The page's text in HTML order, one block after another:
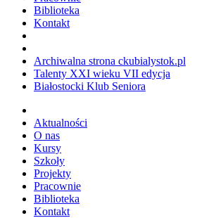
dostępności.
Biblioteka
Kontakt
Archiwalna strona ckubialystok.pl
Talenty XXI wieku VII edycja
Białostocki Klub Seniora
Aktualności
O nas
Kursy
Szkoły
Projekty
Pracownie
Biblioteka
Kontakt